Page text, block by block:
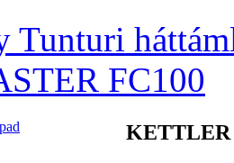
Tunturi
FC100
KETTLER